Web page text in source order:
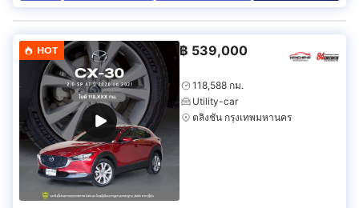
HOT ฿ 539,000
118,588 กม.
Utility-car
ตลิ่งชัน กรุงเทพมหานคร